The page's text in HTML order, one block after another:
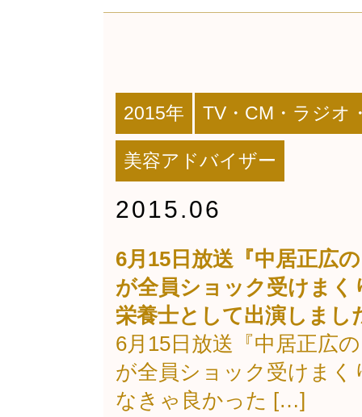
2015年 TV・CM・ラジオ
美容アドバイザー
2015.06
6月15日放送『中居正広
が全員ショック受けま
栄養士として出演しまし
6月15日放送『中居正広
が全員ショック受けま
なきゃ良かった […]